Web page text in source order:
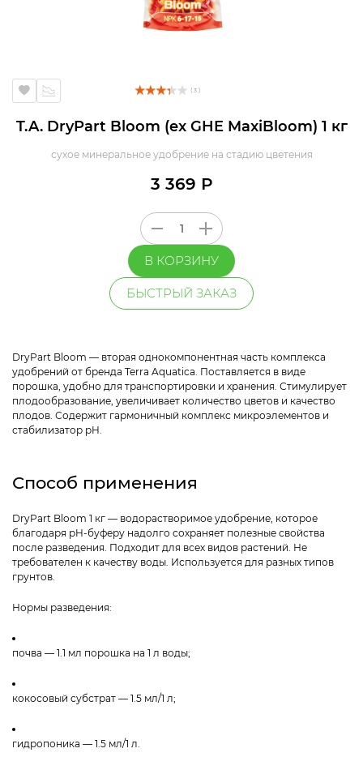
( 3 )
T.A. DryPart Bloom (ex GHE MaxiBloom) 1 кг
сухое минеральное удобрение на стадию цветения
3 369 Р
В КОРЗИНУ
БЫСТРЫЙ ЗАКАЗ
DryPart Bloom — вторая однокомпонентная часть комплекса
удобрений от бренда Terra Aquatica. Поставляется в виде
порошка, удобно для транспортировки и хранения. Стимулирует
плодообразование, увеличивает количество цветов и качество
плодов. Содержит гармоничный комплекс микроэлементов и
стабилизатор pH.
Способ применения
DryPart Bloom 1 кг — водорастворимое удобрение, которое
благодаря pH-буферу надолго сохраняет полезные свойства
после разведения. Подходит для всех видов растений. Не
требователен к качеству воды. Используется для разных типов
грунтов.
Нормы разведения:
почва — 1.1 мл порошка на 1 л воды;
кокосовый субстрат — 1.5 мл/1 л;
гидропоника — 1.5 мл/1 л.